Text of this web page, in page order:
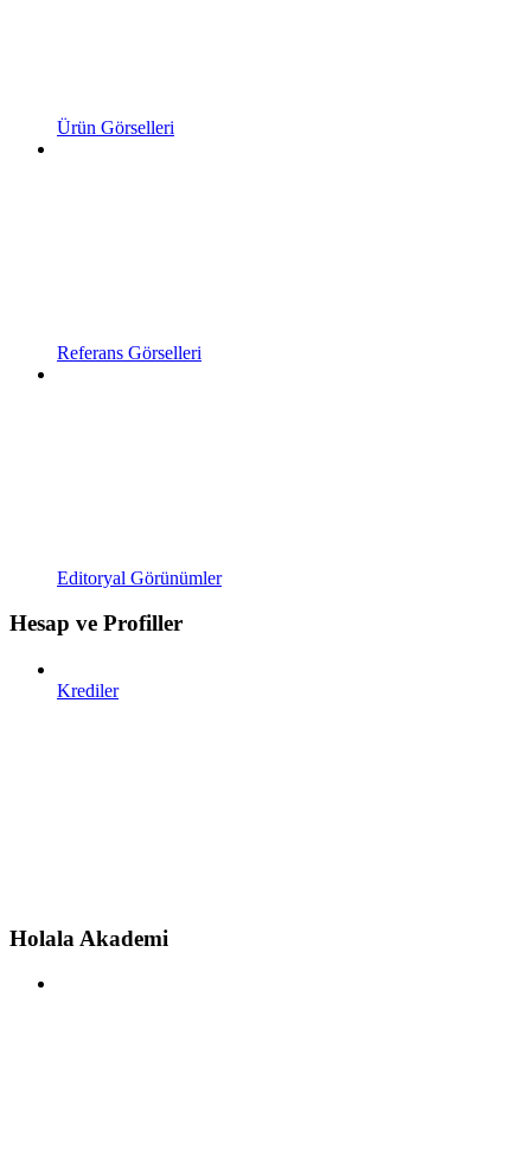
Ürün Görselleri
Referans Görselleri
Editoryal Görünümler
Hesap ve Profiller
Krediler
Holala Akademi